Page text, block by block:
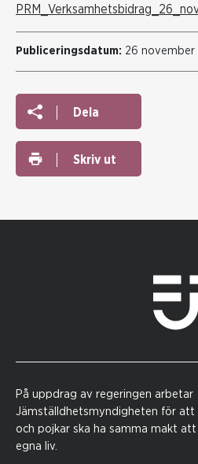
Publiceringsdatum: 26 november
Dela
Skriv ut
På uppdrag av regeringen arbetar
Jämställdhetsmyndigheten för att
och pojkar ska ha samma makt
egna liv.